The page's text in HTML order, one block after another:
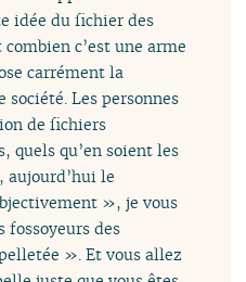
idée du fichier des
c’est une arme
carrément la
société. Les personnes
de fichiers
quels qu’en soient les
aujourd’hui le
», je vous
fossoyeurs des
». Et vous allez